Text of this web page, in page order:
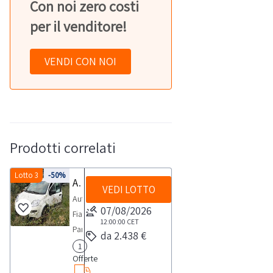
Con noi zero costi
per il venditore!
VENDI CON NOI
Prodotti correlati
-50%
Lotto 3
Autovettura Fiat Panda
Autovettura
Fiat
Panda,
-
targa
1
Offerte
VEDI LOTTO
07/08/2026
12:00:00 CET
da 2.438 €